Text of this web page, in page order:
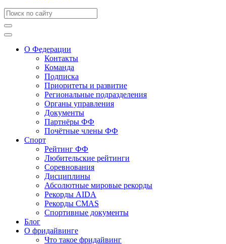
О Федерации
Контакты
Команда
Подписка
Приоритеты и развитие
Региональные подразделения
Органы управления
Документы
Партнёры ФФ
Почётные члены ФФ
Спорт
Рейтинг ФФ
Любительские рейтинги
Соревнования
Дисциплины
Абсолютные мировые рекорды
Рекорды AIDA
Рекорды CMAS
Спортивные документы
Блог
О фридайвинге
Что такое фридайвинг